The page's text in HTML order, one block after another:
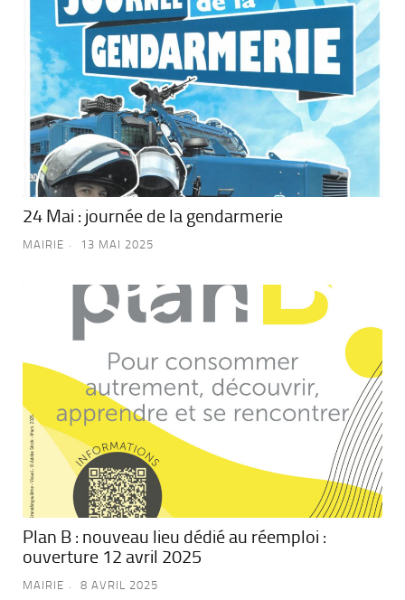
24 Mai : journée de la gendarmerie
MAIRIE 13 MAI 2025
Plan B : nouveau lieu dédié au réemploi :
ouverture 12 avril 2025
MAIRIE 8 AVRIL 2025